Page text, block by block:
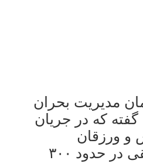
مدیریت بحران
که در جریان
هریس و ورزقان
خسارت دیده‌اند؛آخرین آمار کشته‌ها رمقی در حدود ۳۰۰